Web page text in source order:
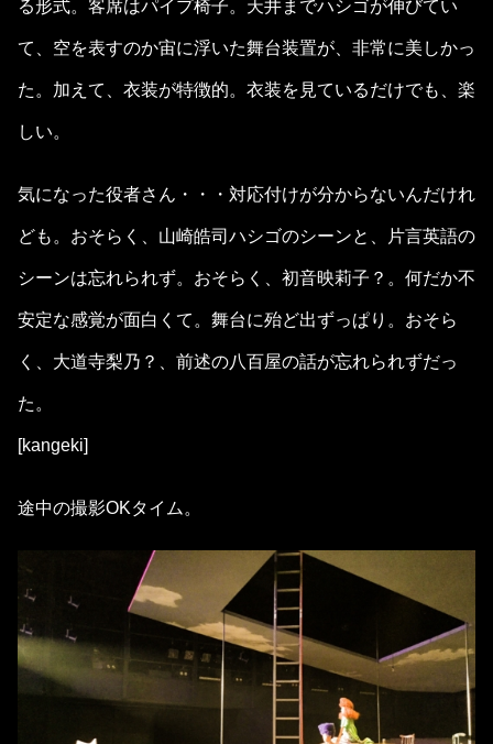
る形式。客席はパイプ椅子。天井までハシゴが伸びてい
て、空を表すのか宙に浮いた舞台装置が、非常に美しかっ
た。加えて、衣装が特徴的。衣装を見ているだけでも、楽
しい。
気になった役者さん・・・対応付けが分からないんだけれ
ども。おそらく、山崎皓司ハシゴのシーンと、片言英語の
シーンは忘れられず。おそらく、初音映莉子？。何だか不
安定な感覚が面白くて。舞台に殆ど出ずっぱり。おそら
く、大道寺梨乃？、前述の八百屋の話が忘れられずだっ
た。
[kangeki]
途中の撮影OKタイム。